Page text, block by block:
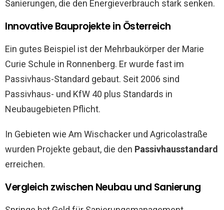
Sanierungen, die den Energieverbrauch stark senken.
Innovative Bauprojekte in Österreich
Ein gutes Beispiel ist der Mehrbaukörper der Marie
Curie Schule in Ronnenberg. Er wurde fast im
Passivhaus-Standard gebaut. Seit 2006 sind
Passivhaus- und KfW 40 plus Standards in
Neubaugebieten Pflicht.
In Gebieten wie Am Wischacker und Agricolastraße
wurden Projekte gebaut, die den Passivhausstandard
erreichen.
Vergleich zwischen Neubau und Sanierung